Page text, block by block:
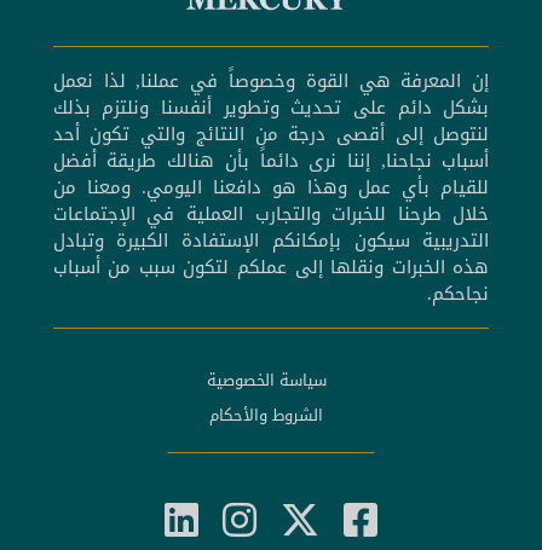
إن المعرفة هي القوة وخصوصاً في عملنا, لذا نعمل
بشكل دائم على تحديث وتطوير أنفسنا ونلتزم بذلك
لنتوصل إلى أقصى درجة من النتائج والتي تكون أحد
أسباب نجاحنا, إننا نرى دائماً بأن هنالك طريقة أفضل
للقيام بأي عمل وهذا هو دافعنا اليومي. ومعنا من
خلال طرحنا للخبرات والتجارب العملية في الإجتماعات
التدريبية سيكون بإمكانكم الإستفادة الكبيرة وتبادل
هذه الخبرات ونقلها إلى عملكم لتكون سبب من أسباب
نجاحكم.
سياسة الخصوصية
الشروط والأحكام